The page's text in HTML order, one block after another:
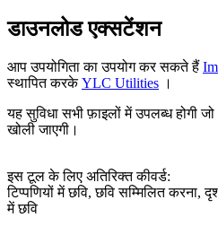
डाउनलोड एक्सटेंशन
आप उपयोगिता का उपयोग कर सकते हैं
स्थापित करकेYLC Utilities ।
यह सुविधा सभी फ़ाइलों में उपलब्ध होगी
खोली जाएगी।
इस टूल के लिए अतिरिक्त कीवर्ड:
टिप्पणियों में छवि, छवि सम्मिलित करना,
में छवि